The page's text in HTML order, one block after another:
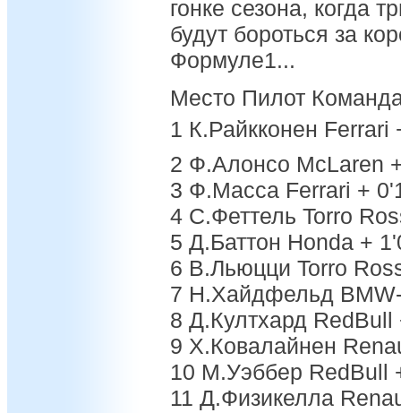
гонке сезона, когда
будут бороться за
Формуле1...
Место Пилот
1 К.Райкконен
2 Ф.Алонсо McLaren
3 Ф.Масса Ferrari +
4 С.Феттель Torro
5 Д.Баттон Honda +
6 В.Льюцци Torro
7 Н.Хайдфельд
8 Д.Култхард RedBull
9 Х.Ковалайнен
10 М.Уэббер RedBull
11 Д.Физикелла